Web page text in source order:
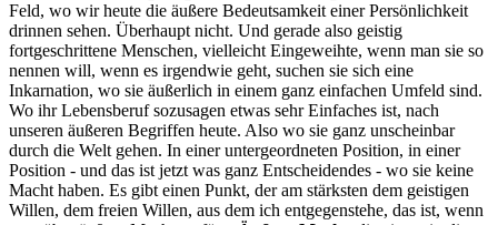
Feld, wo wir heute die äußere Bedeutsamkeit einer Persönlichkeit
drinnen sehen. Überhaupt nicht. Und gerade also geistig
fortgeschrittene Menschen, vielleicht Eingeweihte, wenn man sie so
nennen will, wenn es irgendwie geht, suchen sie sich eine
Inkarnation, wo sie äußerlich in einem ganz einfachen Umfeld sind.
Wo ihr Lebensberuf sozusagen etwas sehr Einfaches ist, nach
unseren äußeren Begriffen heute. Also wo sie ganz unscheinbar
durch die Welt gehen. In einer untergeordneten Position, in einer
Position - und das ist jetzt was ganz Entscheidendes - wo sie keine
Macht haben. Es gibt einen Punkt, der am stärksten dem geistigen
Willen, dem freien Willen, aus dem ich entgegenstehe, das ist, wenn